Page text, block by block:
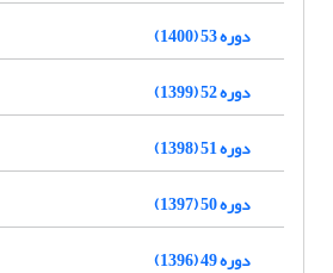
دوره 53 (1400)
دوره 52 (1399)
دوره 51 (1398)
دوره 50 (1397)
دوره 49 (1396)